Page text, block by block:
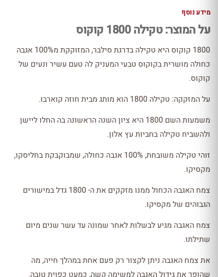
מידע נוסף
על המוצר: טקילה 1800 קוקוס
1800 קוקוס היא טקילה בדרגת סילבר, המזוקקת מ100% אגבה
כחולה מושרית בקוקוס טבעי המעניק לה טעם עשיר ונעים של
קוקוס.
על המזקקה: טקילה 1800 הוא מותג מבית חוזה קוארבו.
משמעות השם 1800 היא ציון השנה הראשונה בה החלו ליישן
ולהשביח טקילה בחביות עץ אלון.
זוהי טקילה משובחת, 100% אגבה כחולה, שמבוקבקת בחליסקו,
מקסיקו.
צמח האגבה הכחול ממנו מזקקים את ה- 1800 גדל במישורים
הגבוהים של מקסיקו.
צמח האגבה מגיע לבשלות לאחר שמונה עד עשר שנים מיום
שתילתו.
את צמח האגבה ניתן לקצור רק פעם אחת במהלך חייה, מה